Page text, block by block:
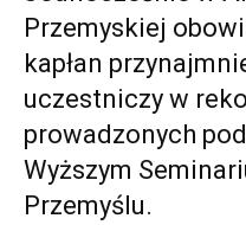
Przemyskiej
kapłan
uczestniczy w
prowadzonych
Wyższym
Przemyślu.